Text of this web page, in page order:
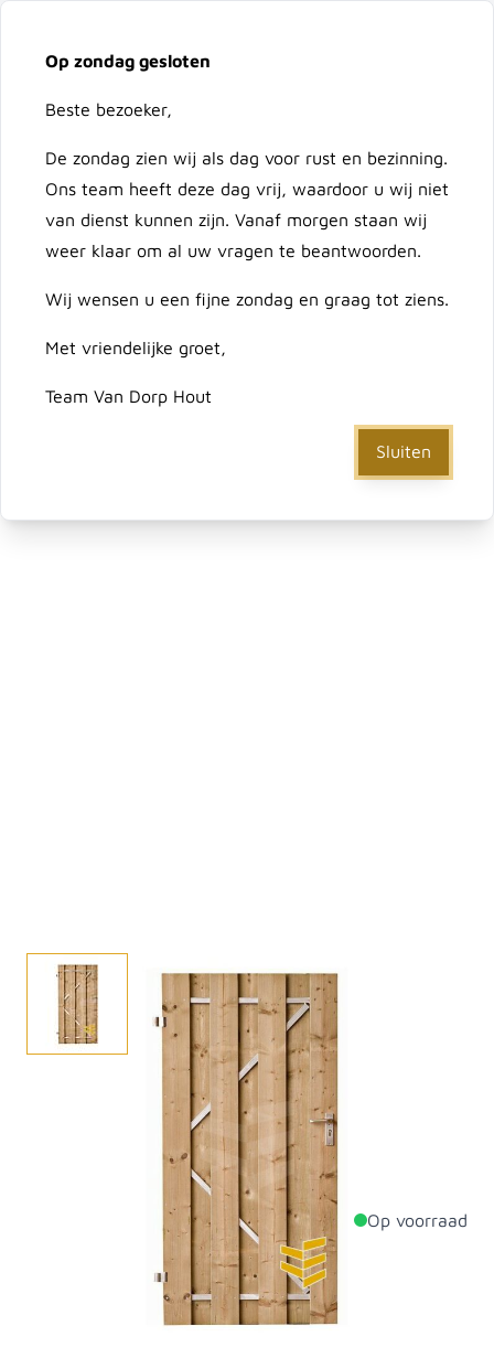
Op zondag gesloten
Beste bezoeker,
De zondag zien wij als dag voor rust en bezinning.
Ons team heeft deze dag vrij, waardoor u wij niet
van dienst kunnen zijn. Vanaf morgen staan wij
weer klaar om al uw vragen te beantwoorden.
Wij wensen u een fijne zondag en graag tot ziens.
Met vriendelijke groet,
Team Van Dorp Hout
Sluiten
Ga naar de inhoud
Doorzoek de hele winkel
Deur Hoofddorp 900x1800 frame tbv slot (Linksdr)
Deur Hoofddorp 900x1800
frame tbv slot (Linksdr)
Stevige tuindeur van geïmpregneerd Noord-Europees
vurenhout. De planken zijn 18x145 mm en geschroefd
op een stalen frame. Wij kunnen deze deuren ook
voor u op maat maken.
Op voorraad
Productdetails
56mm